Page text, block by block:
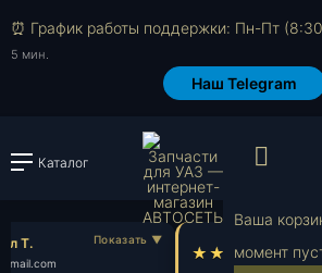
⏰ График работы поддержки: Пн-Пт
5 мин.
Наш Telegram
Каталог Войти или
Ваша
момент
Т.